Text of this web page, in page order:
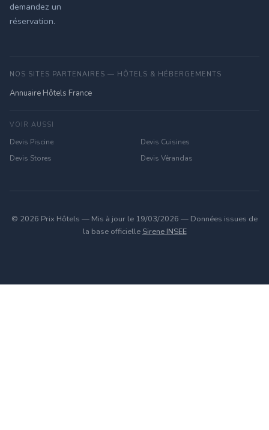
demandez un
réservation.
NOS SITES PARTENAIRES — HÔTELS & HÉBERGEMENTS
Annuaire Hôtels France
VOIR AUSSI
Devis Piscine
Devis Cuisines
Devis Stores
Devis Vérandas
© 2026 Prix Hôtels — Mis à jour le 19/03/2026 — Données issues de
la base officielle Sirene INSEE